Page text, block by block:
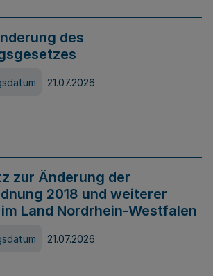
des
21.07.2026
zur Änderung der
2018 und weiterer
Land Nordrhein-Westfalen
21.07.2026